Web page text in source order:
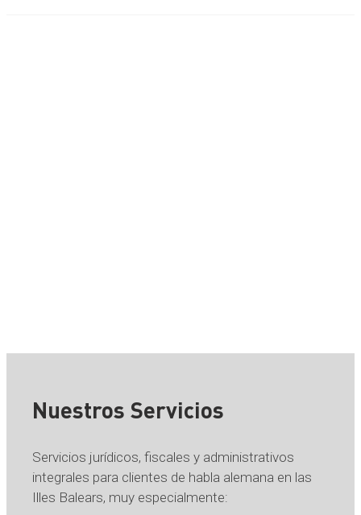
Nuestros Servicios
Servicios jurídicos, fiscales y administrativos
integrales para clientes de habla alemana en las
Illes Balears, muy especialmente: